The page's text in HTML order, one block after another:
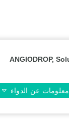
ANGIODROP,
معلومات عن الدواء